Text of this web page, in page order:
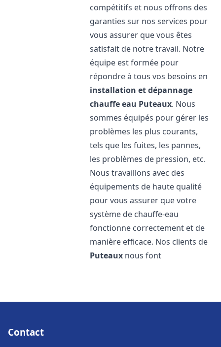
compétitifs et nous offrons des
garanties sur nos services pour
vous assurer que vous êtes
satisfait de notre travail. Notre
équipe est formée pour
répondre à tous vos besoins en
installation et dépannage
chauffe eau Puteaux. Nous
sommes équipés pour gérer les
problèmes les plus courants,
tels que les fuites, les pannes,
les problèmes de pression, etc.
Nous travaillons avec des
équipements de haute qualité
pour vous assurer que votre
système de chauffe-eau
fonctionne correctement et de
manière efficace. Nos clients de
Puteaux nous font
Contact